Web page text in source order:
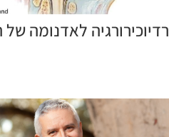
רדיוכירורגיה לאדנומה של